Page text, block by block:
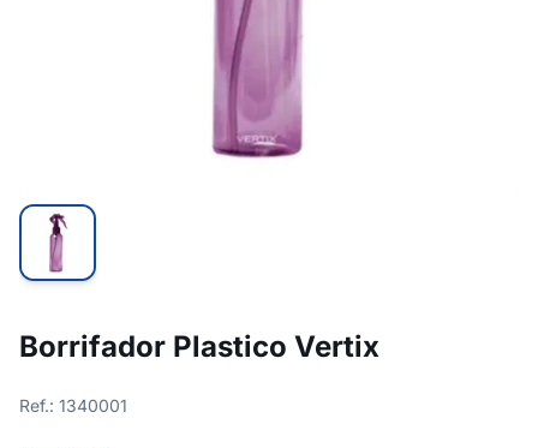
Borrifador Plastico Vertix
Ref.: 1340001